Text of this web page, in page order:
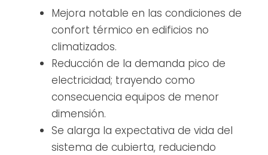
Mejora notable en las condiciones de
confort térmico en edificios no
climatizados.
Reducción de la demanda pico de
electricidad; trayendo como
consecuencia equipos de menor
dimensión.
Se alarga la expectativa de vida del
sistema de cubierta, reduciendo